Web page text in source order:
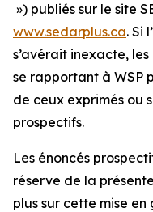
») publiés sur le site
www.sedarplus.ca. Si
s’avérait inexacte,
se rapportant à WSP
de ceux exprimés ou
prospectifs.
Les énoncés
réserve de la
plus sur cette mise